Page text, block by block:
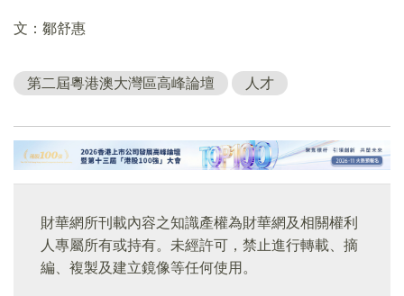
文：鄒舒惠
第二屆粵港澳大灣區高峰論壇 人才
財華網所刊載內容之知識產權為財華網及相關權利
人專屬所有或持有。未經許可，禁止進行轉載、摘
編、複製及建立鏡像等任何使用。